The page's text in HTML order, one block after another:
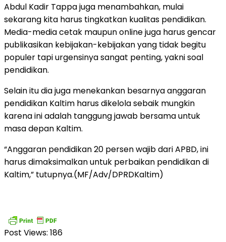
Abdul Kadir Tappa juga menambahkan, mulai
sekarang kita harus tingkatkan kualitas pendidikan.
Media-media cetak maupun online juga harus gencar
publikasikan kebijakan-kebijakan yang tidak begitu
populer tapi urgensinya sangat penting, yakni soal
pendidikan.
Selain itu dia juga menekankan besarnya anggaran
pendidikan Kaltim harus dikelola sebaik mungkin
karena ini adalah tanggung jawab bersama untuk
masa depan Kaltim.
“Anggaran pendidikan 20 persen wajib dari APBD, ini
harus dimaksimalkan untuk perbaikan pendidikan di
Kaltim,” tutupnya.(MF/Adv/DPRDKaltim)
Post Views: 186